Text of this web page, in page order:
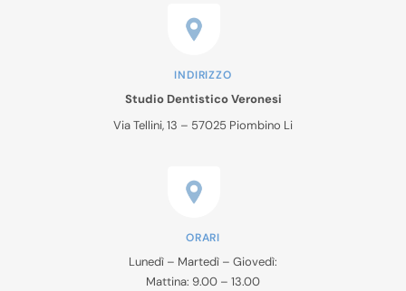
INDIRIZZO
Studio Dentistico Veronesi
Via Tellini, 13 – 57025 Piombino Li
ORARI
Lunedì – Martedì – Giovedì:
Mattina: 9.00 – 13.00